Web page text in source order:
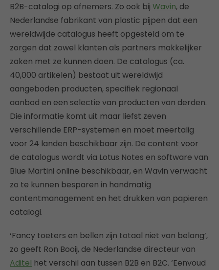
B2B-catalogi op afnemers. Zo ook bij Wavin, de
Nederlandse fabrikant van plastic pijpen dat een
wereldwijde catalogus heeft opgesteld om te
zorgen dat zowel klanten als partners makkelijker
zaken met ze kunnen doen. De catalogus (ca.
40,000 artikelen) bestaat uit wereldwijd
aangeboden producten, specifiek regionaal
aanbod en een selectie van producten van derden.
Die informatie komt uit maar liefst zeven
verschillende ERP-systemen en moet meertalig
voor 24 landen beschikbaar zijn. De content voor
de catalogus wordt via Lotus Notes en software van
Blue Martini online beschikbaar, en Wavin verwacht
zo te kunnen besparen in handmatig
contentmanagement en het drukken van papieren
catalogi.
‘Fancy toeters en bellen zijn totaal niet van belang’,
zo geeft Ron Booij, de Nederlandse directeur van
Aditel het verschil aan tussen B2B en B2C. ‘Eenvoud